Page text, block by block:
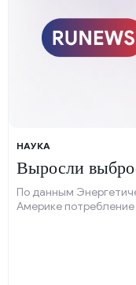
НАУКА
Выросли
По данным
Америке потребление